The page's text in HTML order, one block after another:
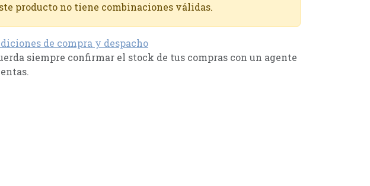
producto no tiene combinaciones válidas.
de compra y despacho
siempre confirmar el stock de tus compras con un agente